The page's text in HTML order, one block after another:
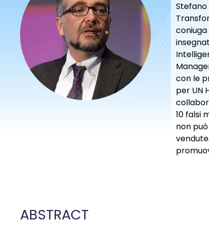
con le
per UN
10 falsi
non
ABSTRACT